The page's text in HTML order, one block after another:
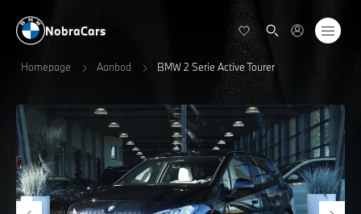
NobraCars
Homepage Aanbod BMW 2 Serie Active Tourer